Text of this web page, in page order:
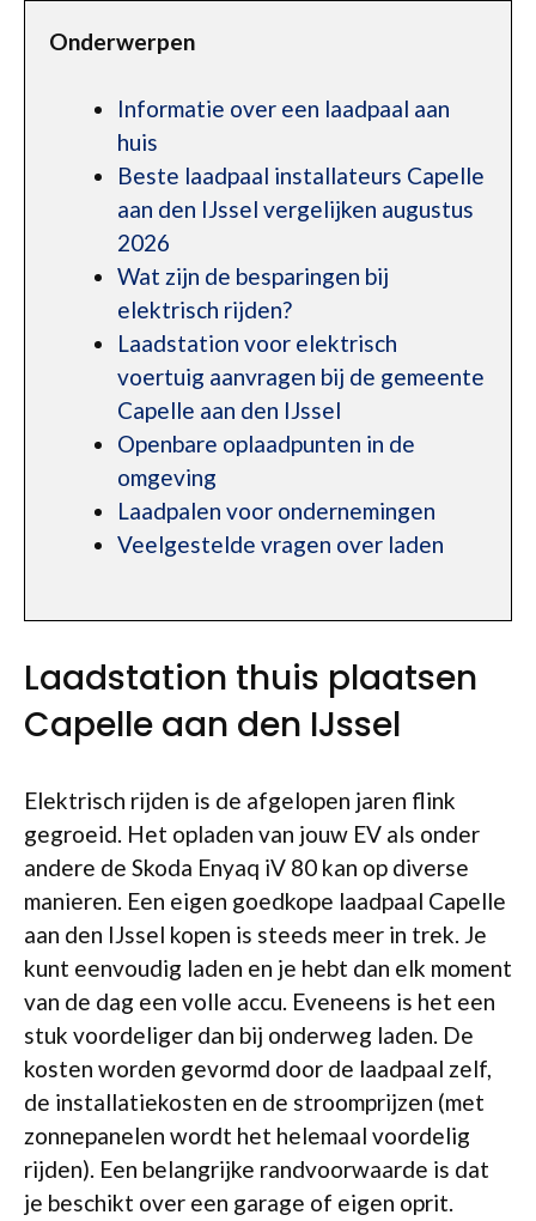
Onderwerpen
Informatie over een laadpaal aan
huis
Beste laadpaal installateurs Capelle
aan den IJssel vergelijken augustus
2026
Wat zijn de besparingen bij
elektrisch rijden?
Laadstation voor elektrisch
voertuig aanvragen bij de gemeente
Capelle aan den IJssel
Openbare oplaadpunten in de
omgeving
Laadpalen voor ondernemingen
Veelgestelde vragen over laden
Laadstation thuis plaatsen
Capelle aan den IJssel
Elektrisch rijden is de afgelopen jaren flink
gegroeid. Het opladen van jouw EV als onder
andere de Skoda Enyaq iV 80 kan op diverse
manieren. Een eigen goedkope laadpaal Capelle
aan den IJssel kopen is steeds meer in trek. Je
kunt eenvoudig laden en je hebt dan elk moment
van de dag een volle accu. Eveneens is het een
stuk voordeliger dan bij onderweg laden. De
kosten worden gevormd door de laadpaal zelf,
de installatiekosten en de stroomprijzen (met
zonnepanelen wordt het helemaal voordelig
rijden). Een belangrijke randvoorwaarde is dat
je beschikt over een garage of eigen oprit.